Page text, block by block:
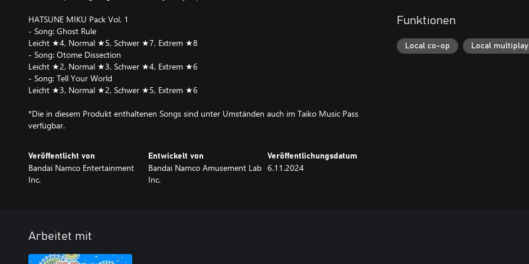
HATSUNE MIKU Pack Vol. 1
- Song: Ghost Rule
Leicht ★4, Normal ★5, Schwer ★7, Extrem ★8
- Song: Otome Dissection
Leicht ★2, Normal ★3, Schwer ★4, Extrem ★6
- Song: Tell Your World
Leicht ★3, Normal ★2, Schwer ★5, Extrem ★6
*Die in diesem Produkt enthaltenen Songs sind unter Umständen auch im Taiko Music Pass
verfügbar.
Veröffentlicht von
Bandai Namco Entertainment
Inc.
Entwickelt von
Bandai Namco Amusement Lab
Inc.
Veröffentlichungsdatum
6.11.2024
Funktionen
Local co-op Local
Arbeitet mit